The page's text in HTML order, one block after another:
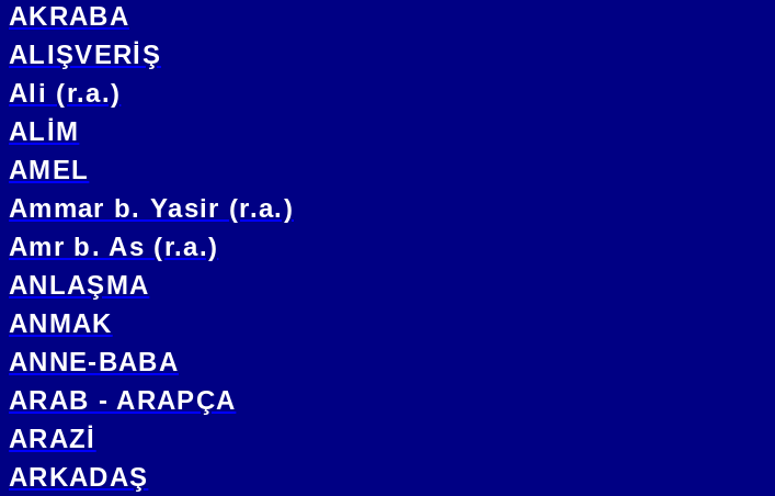
AKRABA
ALIŞVERİŞ
Ali (r.a.)
ALİM
AMEL
Ammar b. Yasir (r.a.)
Amr b. As (r.a.)
ANLAŞMA
ANMAK
ANNE-BABA
ARAB - ARAPÇA
ARAZİ
ARKADAŞ